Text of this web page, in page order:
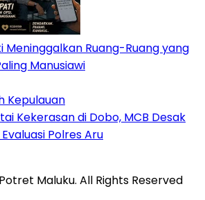
Meninggalkan Ruang-Ruang yang
Manusiawi
Kekerasan di Dobo, MCB Desak
Polres Aru
Maluku. All Rights Reserved